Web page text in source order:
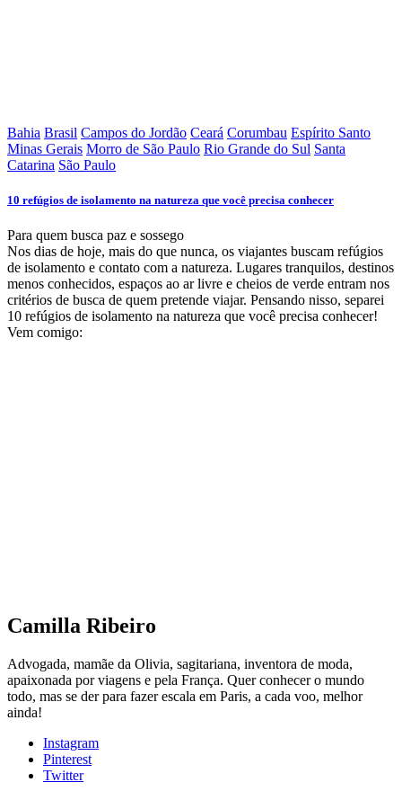
Bahia Brasil Campos do Jordão Ceará Corumbau Espírito Santo
Minas Gerais Morro de São Paulo Rio Grande do Sul Santa
Catarina São Paulo
10 refúgios de isolamento na natureza que você precisa conhecer
Para quem busca paz e sossego
Nos dias de hoje, mais do que nunca, os viajantes buscam refúgios
de isolamento e contato com a natureza. Lugares tranquilos, destinos
menos conhecidos, espaços ao ar livre e cheios de verde entram nos
critérios de busca de quem pretende viajar. Pensando nisso, separei
10 refúgios de isolamento na natureza que você precisa conhecer!
Vem comigo:
Camilla Ribeiro
Advogada, mamãe da Olivia, sagitariana, inventora de moda,
apaixonada por viagens e pela França. Quer conhecer o mundo
todo, mas se der para fazer escala em Paris, a cada voo, melhor
ainda!
Instagram
Pinterest
Twitter